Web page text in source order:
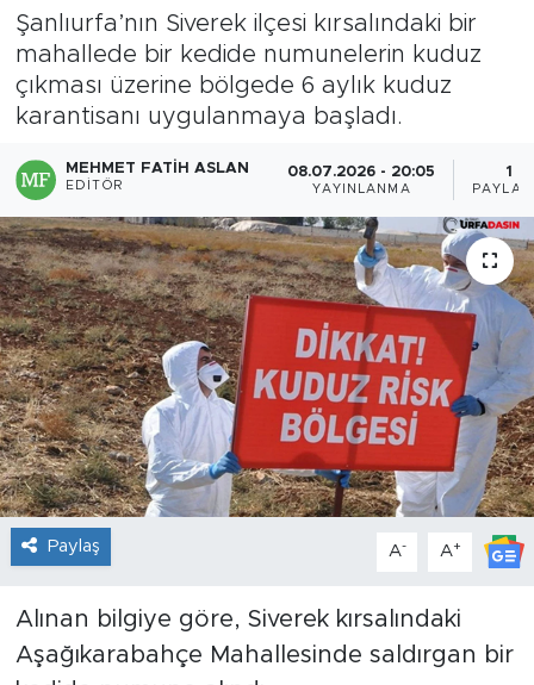
Şanlıurfa’nın Siverek ilçesi kırsalındaki bir
mahallede bir kedide numunelerin kuduz
çıkması üzerine bölgede 6 aylık kuduz
karantisanı uygulanmaya başladı.
MEHMET FATIH ASLAN
EDITÖR
08.07.2026 - 20:05
YAYINLANMA
1
Paylaş A- A+
Alınan bilgiye göre, Siverek kırsalındaki
Aşağıkarabahçe Mahallesinde saldırgan bir
TEKNOLOJİ
OTOMOBİL
Son Dakika Haberleri
Haber Arşivi